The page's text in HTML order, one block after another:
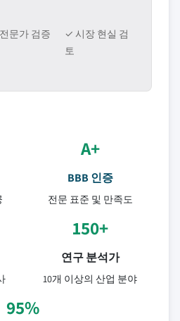
문가 검증
✓ 시장 현실 검
토
A+
BBB 인증
전문 표준 및 만족도
150+
연구 분석가
10개 이상의 산업 분야
95%